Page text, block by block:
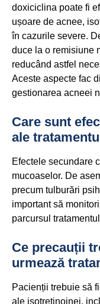
doxiciclina poate fi
ușoare de acnee,
în cazurile severe.
duce la o remisiune
reducând astfel
Aceste aspecte fac
gestionarea acneei
Care sunt
ale
Efectele secundare
mucoaselor. De
precum tulburări
important să
parcursul
Ce precauții
urmează
Pacienții trebuie să
ale isotretinoinei,